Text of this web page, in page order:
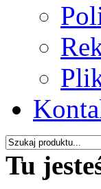
Tu